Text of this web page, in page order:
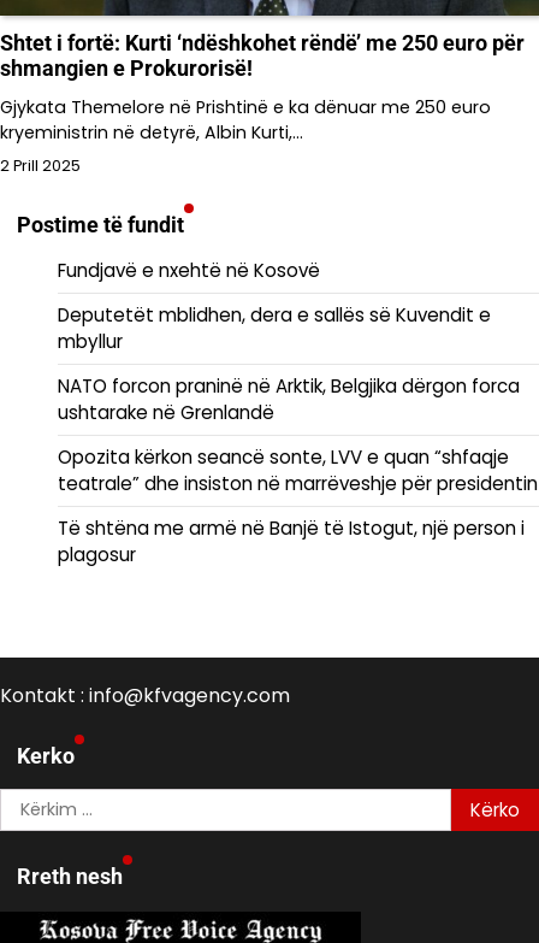
Shtet i fortë: Kurti ‘ndëshkohet rëndë’ me 250 euro për
shmangien e Prokurorisë!
Gjykata Themelore në Prishtinë e ka dënuar me 250 euro
kryeministrin në detyrë, Albin Kurti,…
2 Prill 2025
Postime të fundit
Fundjavë e nxehtë në Kosovë
Deputetët mblidhen, dera e sallës së Kuvendit e
mbyllur
NATO forcon praninë në Arktik, Belgjika dërgon forca
ushtarake në Grenlandë
Opozita kërkon seancë sonte, LVV e quan “shfaqje
teatrale” dhe insiston në marrëveshje për presidentin
Të shtëna me armë në Banjë të Istogut, një person i
plagosur
Kontakt : info@kfvagency.com
Kerko
Kërko
për:
Rreth nesh